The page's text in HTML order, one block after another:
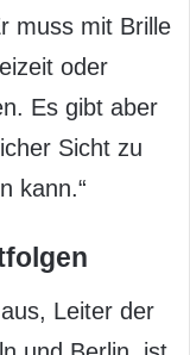
muss mit Brille
oder
Es gibt aber
Sicht zu
kann.“
Leiter der